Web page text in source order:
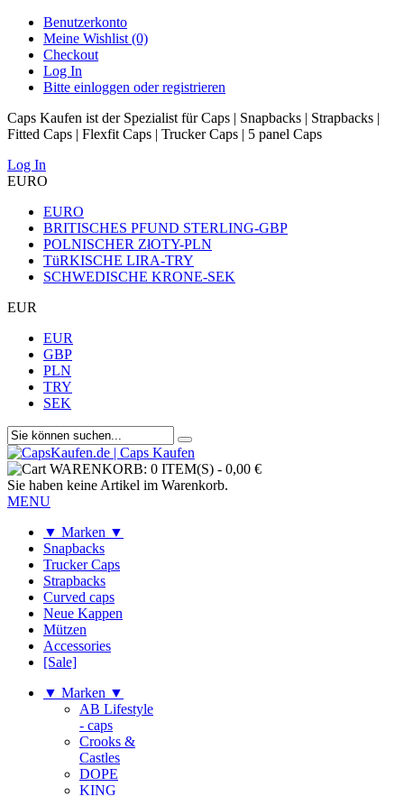
Benutzerkonto
Meine Wishlist (0)
Checkout
Log In
Bitte einloggen oder registrieren
Caps Kaufen ist der Spezialist für Caps | Snapbacks | Strapbacks |
Fitted Caps | Flexfit Caps | Trucker Caps | 5 panel Caps
Log In
EURO
EURO
BRITISCHES PFUND STERLING-GBP
POLNISCHER ZłOTY-PLN
TüRKISCHE LIRA-TRY
SCHWEDISCHE KRONE-SEK
EUR
EUR
GBP
PLN
TRY
SEK
WARENKORB: 0 ITEM(S) - 0,00 €
Sie haben keine Artikel im Warenkorb.
MENU
▼ Marken ▼
Snapbacks
Trucker Caps
Strapbacks
Curved caps
Neue Kappen
Mützen
Accessories
[Sale]
▼ Marken ▼
AB Lifestyle
- caps
Crooks &
Castles
DOPE
KING